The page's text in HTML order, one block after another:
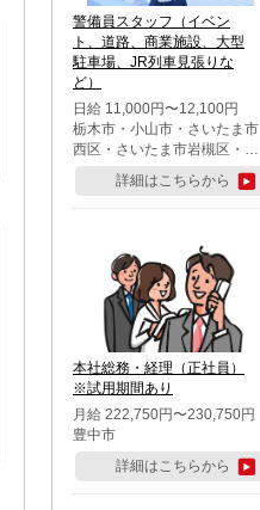
警備員スタッフ（イベン
ト、道路、商業施設、大型
駐車場、JR列車見張りな
ど）
日給 11,000円〜12,100円
栃木市・小山市・さいたま市
西区・さいたま市岩槻区・久
喜市・蓮田市
詳細はこちらから
本社総務・経理（正社員）
※試用期間あり
月給 222,750円〜230,750円
豊中市
詳細はこちらから